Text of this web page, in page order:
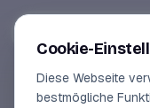
Online-Kurse
Cookie-
Diese Webseite
bestmögliche